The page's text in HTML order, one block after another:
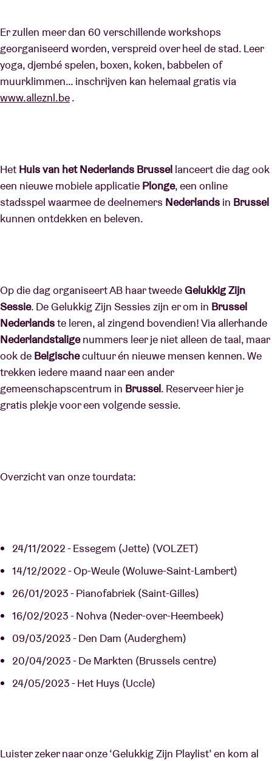
Er zullen meer dan 60 verschillende workshops
georganiseerd worden, verspreid over heel de stad. Leer
yoga, djembé spelen, boxen, koken, babbelen of
muurklimmen… inschrijven kan helemaal gratis via
www.alleznl.be.
Het Huis van het Nederlands Brussel lanceert die dag ook
een nieuwe mobiele applicatie Plonge, een online
stadsspel waarmee de deelnemers Nederlands in Brussel
kunnen ontdekken en beleven.
Op die dag organiseert AB haar tweedeGelukkig Zijn
Sessie. De Gelukkig Zijn Sessies zijn er om in Brussel
Nederlandste leren, al zingend bovendien! Via allerhande
Nederlandstaligenummers leer je niet alleen de taal, maar
ook de Belgischecultuur én nieuwe mensen kennen. We
trekken iedere maand naar een ander
gemeenschapscentrum in Brussel. Reserveer hier je
gratis plekje voor een volgende sessie.
Overzicht van onze tourdata:
24/11/2022 - Essegem (Jette) (VOLZET)
14/12/2022 - Op-Weule (Woluwe-Saint-Lambert)
26/01/2023 - Pianofabriek (Saint-Gilles)
16/02/2023 - Nohva (Neder-over-Heembeek)
09/03/2023 - Den Dam (Auderghem)
20/04/2023 - De Markten (Brussels centre)
24/05/2023 - Het Huys (Uccle)
Luister zeker naar onze ‘Gelukkig Zijn Playlist’ en kom al